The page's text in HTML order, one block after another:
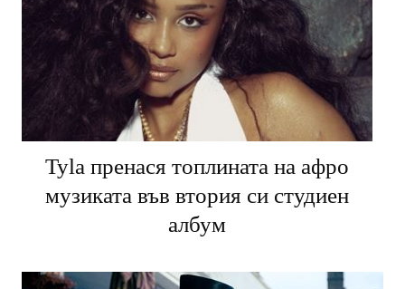
Tyla пренася топлината на афро
музиката във втория си студиен
албум